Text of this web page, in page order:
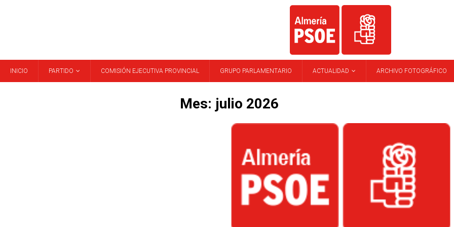
INICIO PARTIDO COMISIÓN EJECUTIVA PROVINCIAL GRUPO PARLAMENTARIO ACTUALIDAD ARCHIVO FOTOGRÁFICO
Mes: julio 2026